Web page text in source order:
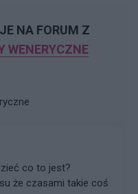
NA FORUM Z
WENERYCZNE
co to jest?
że czasami takie coś